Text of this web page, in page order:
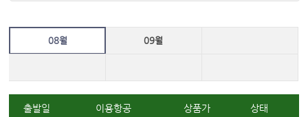
08월 09월
출발일 이용항공 상품가 상태